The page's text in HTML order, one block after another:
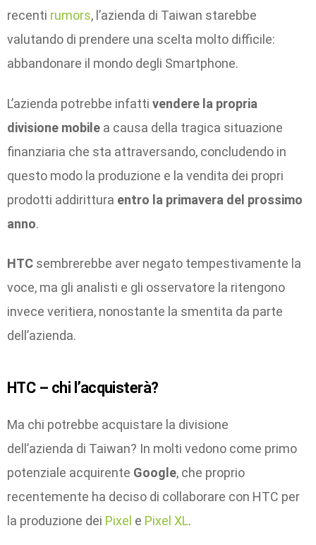
recenti rumors, l’azienda di Taiwan starebbe
valutando di prendere una scelta molto difficile:
abbandonare il mondo degli Smartphone.
L’azienda potrebbe infatti vendere la propria
divisione mobile a causa della tragica situazione
finanziaria che sta attraversando, concludendo in
questo modo la produzione e la vendita dei propri
prodotti addirittura entro la primavera del prossimo
anno.
HTC sembrerebbe aver negato tempestivamente la
voce, ma gli analisti e gli osservatore la ritengono
invece veritiera, nonostante la smentita da parte
dell’azienda.
HTC – chi l’acquisterà?
Ma chi potrebbe acquistare la divisione
dell’azienda di Taiwan? In molti vedono come primo
potenziale acquirente Google, che proprio
recentemente ha deciso di collaborare con HTC per
la produzione dei Pixel e Pixel XL.